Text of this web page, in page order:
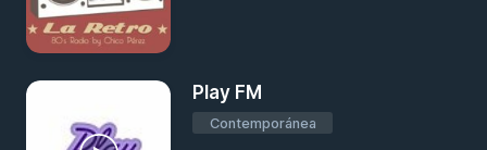
Play FM
Contemporánea